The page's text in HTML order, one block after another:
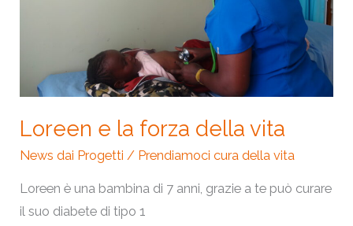
Loreen e la forza della vita
News dai Progetti / Prendiamoci cura della vita
Loreen è una bambina di 7 anni, grazie a te può curare
il suo diabete di tipo 1